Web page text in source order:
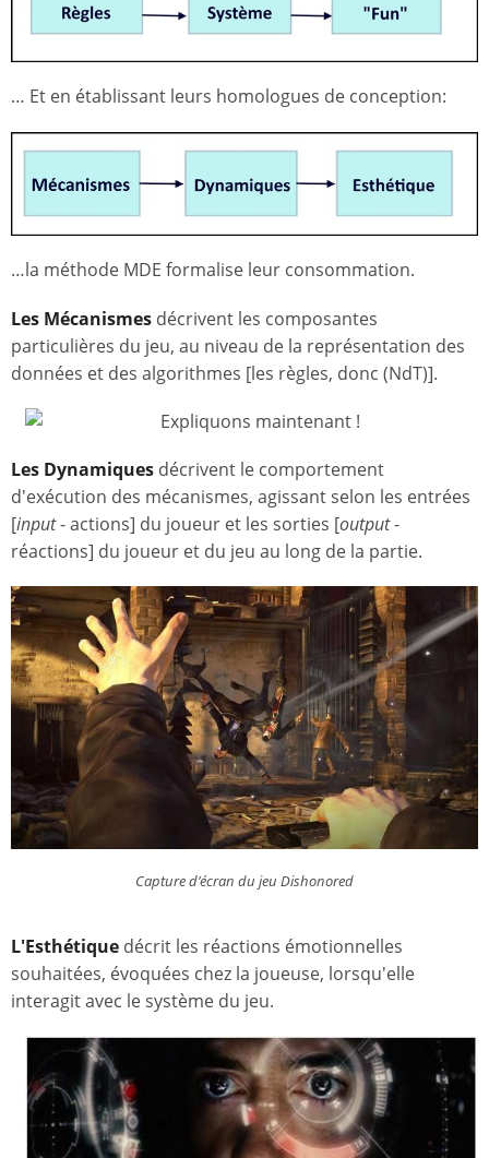
… Et en établissant leurs homologues de conception:
…la méthode MDE formalise leur consommation.
Les Mécanismes décrivent les composantes
particulières du jeu, au niveau de la représentation des
données et des algorithmes [les règles, donc (NdT)].
Les Dynamiques décrivent le comportement
d'exécution des mécanismes, agissant selon les entrées
[input- actions] du joueur et les sorties [output-
réactions] du joueur et du jeu au long de la partie.
Capture d’écran du jeu Dishonored
L'Esthétique décrit les réactions émotionnelles
souhaitées, évoquées chez la joueuse, lorsqu'elle
interagit avec le système du jeu.